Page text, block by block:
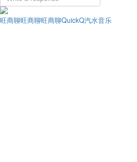
旺商聊旺商聊旺商聊QuickQ汽水音乐